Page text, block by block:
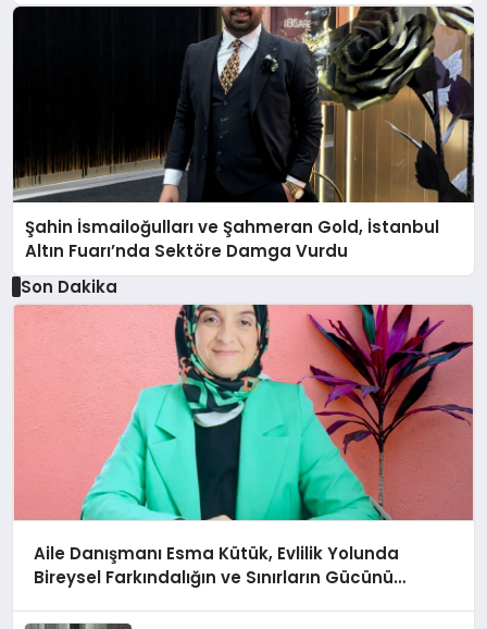
Şahin İsmailoğulları ve Şahmeran Gold, İstanbul
Altın Fuarı’nda Sektöre Damga Vurdu
Son Dakika
Aile Danışmanı Esma Kütük, Evlilik Yolunda
Bireysel Farkındalığın ve Sınırların Gücünü